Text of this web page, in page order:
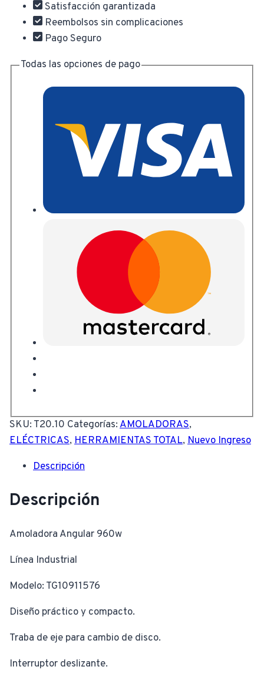
Satisfacción garantizada
Reembolsos sin complicaciones
Pago Seguro
Todas las opciones de pago
SKU: T20.10 Categorías:AMOLADORAS,
ELÉCTRICAS, HERRAMIENTAS TOTAL, Nuevo Ingreso
Descripción
Descripción
Amoladora Angular 960w
Línea Industrial
Modelo: TG10911576
Diseño práctico y compacto.
Traba de eje para cambio de disco.
Interruptor deslizante.